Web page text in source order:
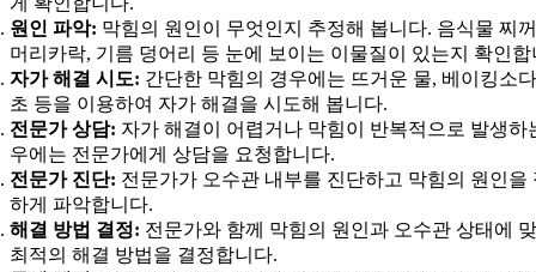
원인 파악: 막힘의 원인이 무엇인지 추정해 봅니다. 음식물 찌
머리카락, 기름 덩어리 등 눈에 보이는 이물질이 있는지 확인합
자가 해결 시도: 간단한 막힘의 경우에는 뜨거운 물, 베이킹소
초 등을 이용하여 자가 해결을 시도해 봅니다.
전문가 상담: 자가 해결이 어렵거나 막힘이 반복적으로 발생하
우에는 전문가에게 상담을 요청합니다.
전문가 진단: 전문가가 오수관 내부를 진단하고 막힘의 원인을
하게 파악합니다.
해결 방법 결정: 전문가와 함께 막힘의 원인과 오수관 상태에
최적의 해결 방법을 결정합니다.